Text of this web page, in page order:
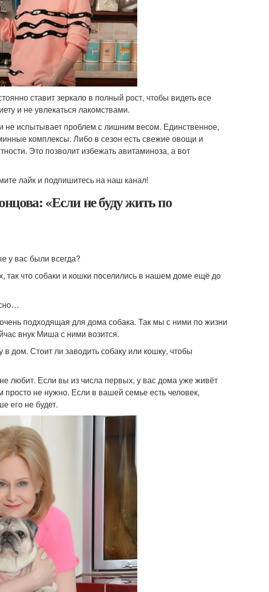
ставит зеркало в полный рост, чтобы видеть все
и не увлекаться лакомствами.
не испытывает проблем с лишним весом. Единственное,
комплексы. Либо в сезон есть свежие овощи и
Это позволит избежать авитаминоза, а вот
лайк и подпишитесь на наш канал!
«Если не буду жить по
у вас были всегда?
что собаки и кошки поселились в нашем доме ещё до
подходящая для дома собака. Так мы с ними по жизни
внук Миша с ними возится.
дом. Стоит ли заводить собаку или кошку, чтобы
любит. Если вы из числа первых, у вас дома уже живёт
не нужно. Если в вашей семье есть человек,
его не будет.